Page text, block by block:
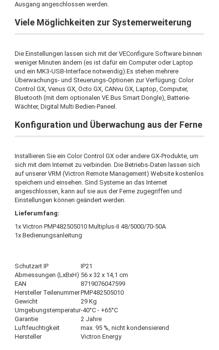
Ausgang angeschlossen werden.
Viele Möglichkeiten zur Systemerweiterung
Die Einstellungen lassen sich mit der VEConfigure Software binnen
weniger Minuten ändern (es ist dafür ein Computer oder Laptop
und ein MK3-USB-Interface notwendig).Es stehen mehrere
Überwachungs- und Steuerungs-Optionen zur Verfügung: Color
Control GX, Venus GX, Octo GX, CANvu GX, Laptop, Computer,
Bluetooth (mit dem optionalen VE.Bus Smart Dongle), Batterie-
Wächter, Digital Multi Bedien-Paneel.
Konfiguration und Überwachung aus der Ferne
Installieren Sie ein Color Control GX oder andere GX-Produkte, um
sich mit dem Internet zu verbinden. Die Betriebs-Daten lassen sich
auf unserer VRM (Victron Remote Management) Website kostenlos
speichern und einsehen. Sind Systeme an das Internet
angeschlossen, kann auf sie aus der Ferne zugegriffen und
Einstellungen können geändert werden.
Lieferumfang:
1x Victron PMP482505010 Multiplus-II 48/5000/70-50A
1x Bedienungsanleitung
Schutzart IP
IP21
Abmessungen (LxBxH) 56 x 32 x 14,1 cm
EAN
8719076047599
Hersteller TeilenummerPMP482505010
Gewicht
29 Kg
Umgebungstemperatur-40°C - +65°C
Garantie
2 Jahre
Luftfeuchtigkeit
max. 95 %, nicht kondensierend
Hersteller
Victron Energy